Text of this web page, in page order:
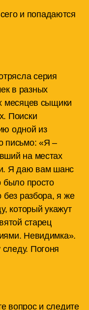
и попадаются
серия
в разных
месяцев сыщики
Поиски
одной из
письмо: «Я –
на местах
Я даю вам шанс
было просто
без разбора, я же
который укажут
старец
Невидимка».
Погоня
вопрос и следите